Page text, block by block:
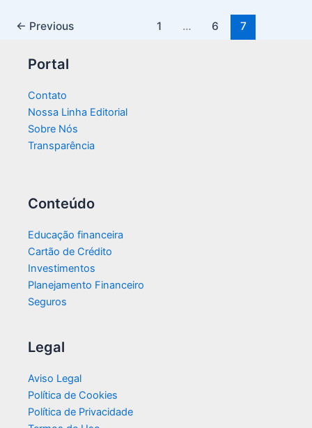
← Previous 1 … 6 7
Portal
Contato
Nossa Linha Editorial
Sobre Nós
Transparência​
Conteúdo
Educação financeira
Cartão de Crédito
Investimentos
Planejamento Financeiro
Seguros
Legal
Aviso Legal
Política de Cookies
Política de Privacidade